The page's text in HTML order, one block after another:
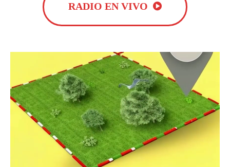
RADIO EN VIVO